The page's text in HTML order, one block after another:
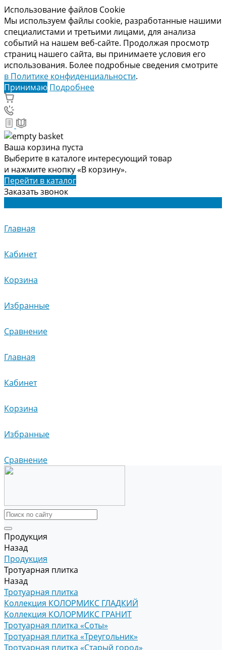
Использование файлов Cookie
Мы используем файлы cookie, разработанные нашими
специалистами и третьими лицами, для анализа
событий на нашем веб-сайте. Продолжая просмотр
страниц нашего сайта, вы принимаете условия его
использования. Более подробные сведения смотрите
в Политике конфиденциальности.
Принимаю Подробнее
Ваша корзина пуста
Выберите в каталоге интересующий товар
и нажмите кнопку «В корзину».
Перейти в каталог
Заказать звонок
Главная
Кабинет
Корзина
Избранные
Сравнение
Главная
Кабинет
Корзина
Избранные
Сравнение
Продукция
Назад
Продукция
Тротуарная плитка
Назад
Тротуарная плитка
Коллекция КОЛОРМИКС ГЛАДКИЙ
Коллекция КОЛОРМИКС ГРАНИТ
Тротуарная плитка «Соты»
Тротуарная плитка «Треугольник»
Тротуарная плитка «Старый город»